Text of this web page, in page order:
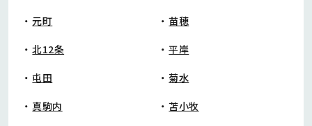
元町 苗穂
北12条 平岸
屯田 菊水
真駒内 苫小牧